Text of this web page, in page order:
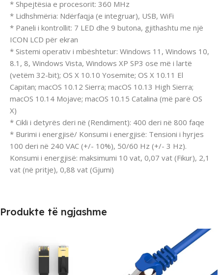
* Shpejtësia e procesorit: 360 MHz
* Lidhshmëria: Ndërfaqja (e integruar), USB, WiFi
* Paneli i kontrollit: 7 LED dhe 9 butona, gjithashtu me një
ICON LCD për ekran
* Sistemi operativ i mbështetur: Windows 11, Windows 10,
8.1, 8, Windows Vista, Windows XP SP3 ose më i lartë
(vetëm 32-bit); OS X 10.10 Yosemite; OS X 10.11 El
Capitan; macOS 10.12 Sierra; macOS 10.13 High Sierra;
macOS 10.14 Mojave; macOS 10.15 Catalina (më parë OS
X)
* Cikli i detyrës deri në (Rendiment): 400 deri në 800 faqe
* Burimi i energjisë/ Konsumi i energjisë: Tensioni i hyrjes
100 deri në 240 VAC (+/- 10%), 50/60 Hz (+/- 3 Hz).
Konsumi i energjisë: maksimumi 10 vat, 0,07 vat (Fikur), 2,1
vat (në pritje), 0,88 vat (Gjumi)
Produkte të ngjashme